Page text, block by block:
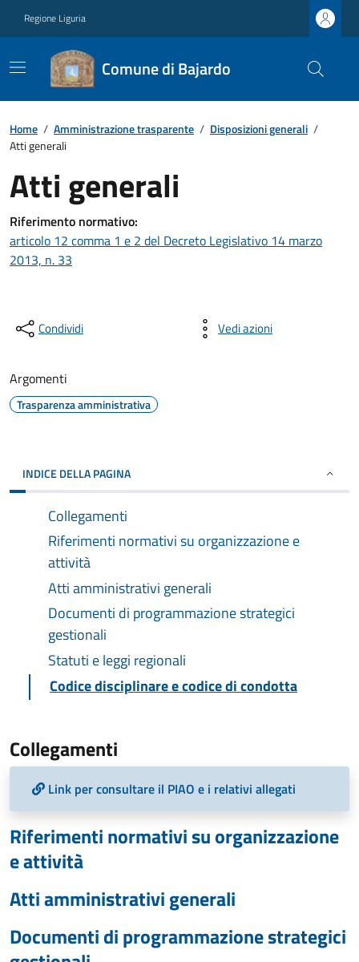
Regione Liguria
Comune di Bajardo
Home / Amministrazione trasparente / Disposizioni generali /
Atti generali
Atti generali
Riferimento normativo:
articolo 12 comma 1 e 2 del Decreto Legislativo 14 marzo
2013, n. 33
Condividi Vedi azioni
Argomenti
Trasparenza amministrativa
INDICE DELLA PAGINA
Collegamenti
Riferimenti normativi su organizzazione e
attività
Atti amministrativi generali
Documenti di programmazione strategici
gestionali
Statuti e leggi regionali
Codice disciplinare e codice di condotta
Collegamenti
Link per consultare il PIAO e i relativi allegati
Riferimenti normativi su organizzazione
e attività
Atti amministrativi generali
Documenti di programmazione strategici